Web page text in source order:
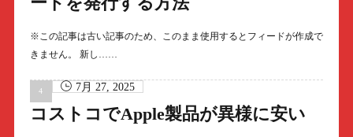
※この記事は古い記事のため、このまま使用するとフィードが作成で
きません。 新し……
7月 27, 2025
コストコでApple製品が異様に安い